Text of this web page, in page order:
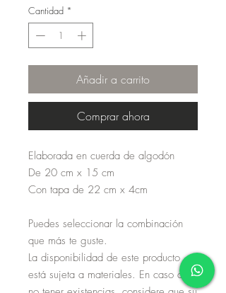
Cantidad *
Añadir a carrito
Comprar ahora
Elaborada en cuerda de algodón
De 20 cm x 15 cm
Con tapa de 22 cm x 4cm
Puedes seleccionar la combinación
que más te guste.
La disponibilidad de este producto
está sujeta a materiales. En caso de